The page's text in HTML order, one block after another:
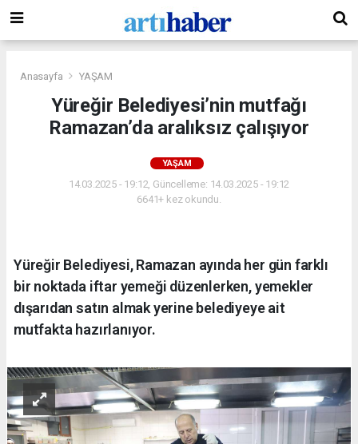
Anasayfa YAŞAM
Yüreğir Belediyesi’nin mutfağı
Ramazan’da aralıksız çalışıyor
YAŞAM
14.03.2025 - 19:12, Güncelleme: 14.03.2025 - 19:12
6641+ kez okundu.
Yüreğir Belediyesi, Ramazan ayında her gün farklı
bir noktada iftar yemeği düzenlerken, yemekler
dışarıdan satın almak yerine belediyeye ait
mutfakta hazırlanıyor.